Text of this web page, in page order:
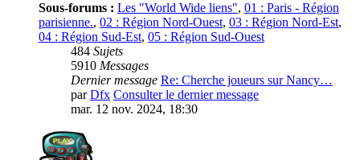
Sous-forums : Les "World Wide liens", 01 : Paris - Région
parisienne., 02 : Région Nord-Ouest, 03 : Région Nord-Est,
04 : Région Sud-Est, 05 : Région Sud-Ouest
484 Sujets
5910 Messages
Dernier message Re: Cherche joueurs sur Nancy…
parDfx Consulter le dernier message
mar. 12 nov. 2024, 18:30